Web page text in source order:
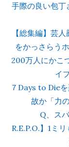
手際の良い包丁
【総集編】芸
をかっさらう
200万人にかこ
イ
７Days to Die
故か「力
Q、ス
R.E.P.O.】1ミ